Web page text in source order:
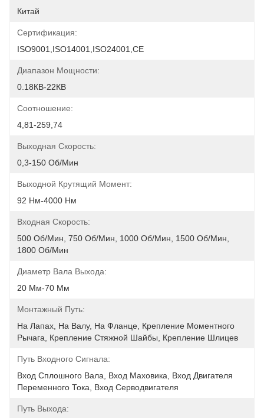
Китай
Сертификация:
ISO9001,ISO14001,ISO24001,CE
Диапазон Мощности:
0.18КВ-22КВ
Соотношение:
4,81-259,74
Выходная Скорость:
0,3-150 Об/мин
Выходной Крутящий Момент:
92 Нм-4000 Нм
Входная Скорость:
500 Об/мин, 750 Об/мин, 1000 Об/мин, 1500 Об/мин,
1800 Об/мин
Диаметр Вала Выхода:
20 Мм-70 Мм
Монтажный Путь:
На Лапах, На Валу, На Фланце, Крепление Моментного
Рычага, Крепление Стяжной Шайбы, Крепление Шлицев
Путь Входного Сигнала:
Вход Сплошного Вала, Вход Маховика, Вход Двигателя
Переменного Тока, Вход Серводвигателя
Путь Выхода: